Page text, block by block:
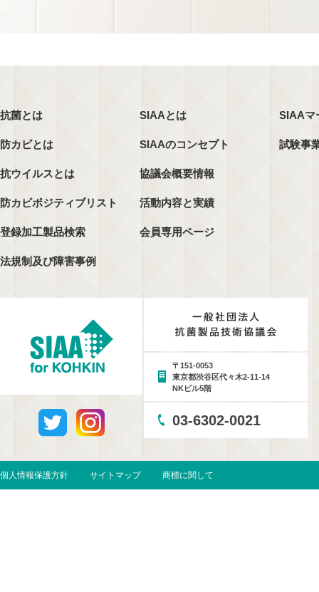
抗菌とは
防カビとは
抗ウイルスとは
防カビポジティブリスト
登録加工製品検索
法規制及び障害事例
SIAAとは
SIAAのコンセプト
協議会概要情報
活動内容と実績
会員専用ページ
SIAAマ
試験事
〒151-0053
東京都渋谷区代々木2-11-14
NKビル5階
03-6302-0021
個人情報保護方針 サイトマップ 商標に関して